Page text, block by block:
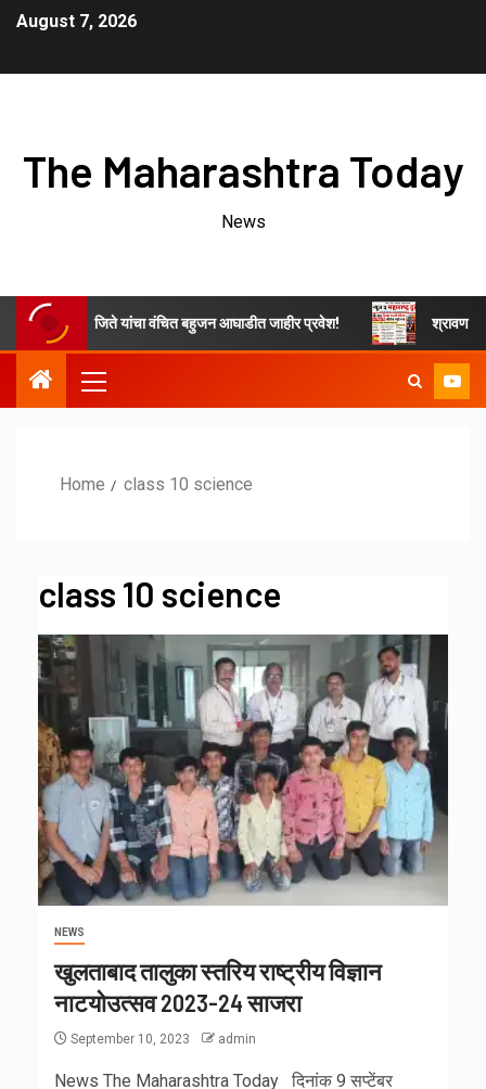
August 7, 2026
The Maharashtra Today
News
ओम नवनाथ जिते यांचा वंचित बहुजन आघाडीत जाहीर प्रवेश! श्रावण
Home class 10 science
class 10 science
NEWS
खुलताबाद तालुका स्तरिय राष्ट्रीय विज्ञान
नाटयोउत्सव 2023-24 साजरा
September 10, 2023 admin
News The Maharashtra Today दिनांक 9 सप्टेंबर